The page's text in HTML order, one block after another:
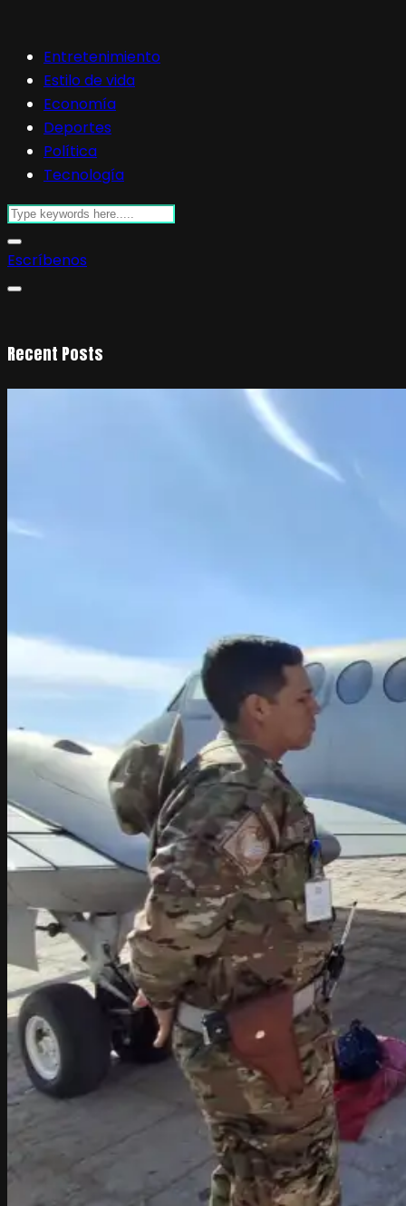
Entretenimiento
Estilo de vida
Economía
Deportes
Política
Tecnología
Escríbenos
Recent Posts